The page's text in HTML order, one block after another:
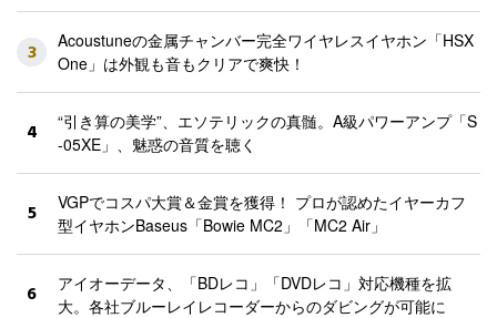
3
Acoustuneの金属チャンバー完全ワイヤレスイヤホン「HSX
One」は外観も音もクリアで爽快！
4
“引き算の美学”、エソテリックの真髄。A級パワーアンプ「S
-05XE」、魅惑の音質を聴く
5
VGPでコスパ大賞＆金賞を獲得！ プロが認めたイヤーカフ
型イヤホンBaseus「Bowie MC2」「MC2 Air」
6
アイオーデータ、「BDレコ」「DVDレコ」対応機種を拡
大。各社ブルーレイレコーダーからのダビングが可能に